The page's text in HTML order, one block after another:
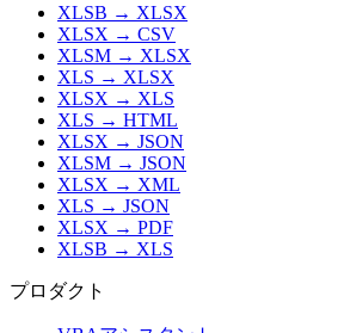
XLSB → XLSX
XLSX → CSV
XLSM → XLSX
XLS → XLSX
XLSX → XLS
XLS → HTML
XLSX → JSON
XLSM → JSON
XLSX → XML
XLS → JSON
XLSX → PDF
XLSB → XLS
プロダクト